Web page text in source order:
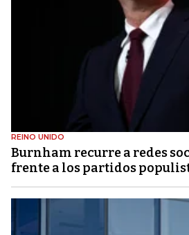
REINO UNIDO
Burnham recurre a redes
frente a los partidos